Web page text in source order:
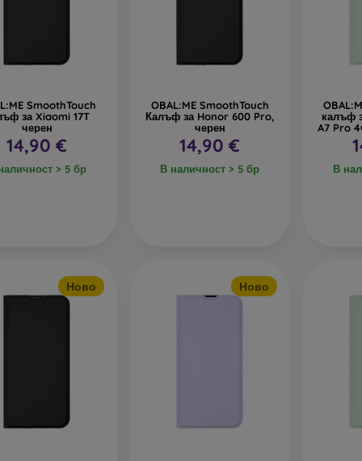
могат да се разградят 100% в природата. Грижата за околната
онлайн магазин
ще намерите десетки интересни
Просто изберете този, който е за вас.
SmoothTouch
за Xiaomi 17T
черен
14,90 €
> 5 бр
OBAL:ME SmoothTouch
Калъф за Honor 600 Pro,
черен
14,90 €
В наличност > 5 бр
калъф
A7 Pro
В
Ново Ново